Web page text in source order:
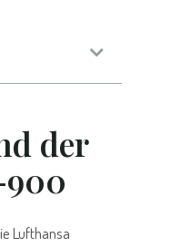
der
Lufthansa